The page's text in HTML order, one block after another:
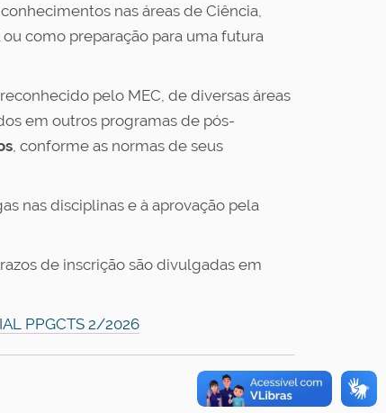
nas áreas de Ciência,
como preparação para uma futura
pelo MEC, de diversas áreas
em outros programas de pós-
, conforme as normas de seus
nas disciplinas e à aprovação pela
de inscrição são divulgadas em
PPGCTS 2/2026